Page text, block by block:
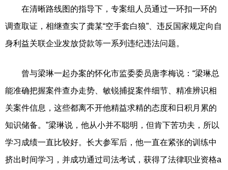
在清晰路线图的指导下，专案组人员通过一环扣一环的
调查取证，相继查实了龚某“空手套白狼”、违反国家规定向自
身利益关联企业发放贷款等一系列违纪违法问题。
曾与梁琳一起办案的怀化市监委委员唐李梅说：“梁琳总
能准确把握案件查办走势、敏锐捕捉案件细节、精准辨识相
关案件信息，这些都离不开他精益求精的态度和日积月累的
知识储备。”梁琳说，他从小并不聪明，但肯下苦功夫，所以
学习成绩一直比较好。长大参军后，他一直在紧张的训练中
挤出时间学习，并成功通过司法考试，获得了法律职业资格a